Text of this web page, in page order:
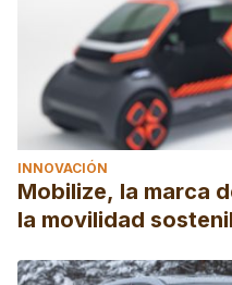
INNOVACIÓN
Mobilize, la marca
la movilidad